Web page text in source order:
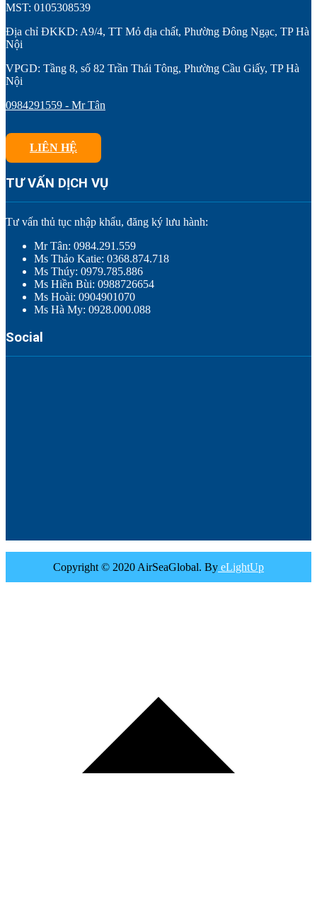
MST: 0105308539
Địa chỉ ĐKKD: A9/4, TT Mỏ địa chất, Phường Đông Ngạc, TP Hà
Nội
VPGD: Tầng 8, số 82 Trần Thái Tông, Phường Cầu Giấy, TP Hà
Nội
0984291559 - Mr Tân
LIÊN HỆ
TƯ VẤN DỊCH VỤ
Tư vấn thủ tục nhập khẩu, đăng ký lưu hành:
Mr Tân: 0984.291.559
Ms Thảo Katie: 0368.874.718
Ms Thúy: 0979.785.886
Ms Hiền Bùi: 0988726654
Ms Hoài: 0904901070
Ms Hà My: 0928.000.088
Social
Copyright © 2020 AirSeaGlobal. By eLightUp